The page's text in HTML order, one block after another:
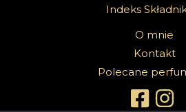
Indeks
O mnie
Kontakt
Polecane